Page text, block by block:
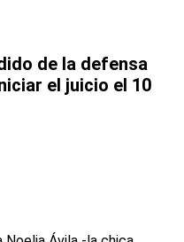
de la defensa
el juicio el 10